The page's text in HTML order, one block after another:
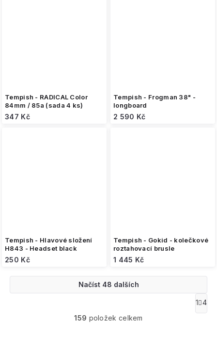
Tempish - RADICAL Color
84mm / 85a (sada 4 ks)
347 Kč
Tempish - Frogman 38" -
longboard
2 590 Kč
Tempish - Hlavové složení
H843 - Headset black
250 Kč
Tempish - Gokid - kolečkové
roztahovací brusle
1 445 Kč
l
Načíst 48 dalších
S
t
1
4
159 položek celkem